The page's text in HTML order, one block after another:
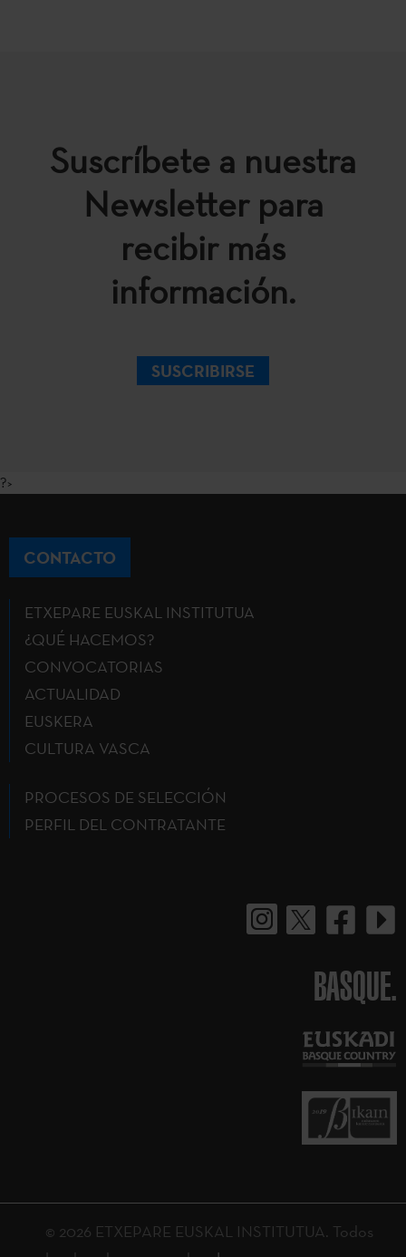
Suscríbete a nuestra
Newsletter para
recibir más
información.
SUSCRIBIRSE
?>
CONTACTO
ETXEPARE EUSKAL INSTITUTUA
¿QUÉ HACEMOS?
CONVOCATORIAS
ACTUALIDAD
EUSKERA
CULTURA VASCA
PROCESOS DE SELECCIÓN
PERFIL DEL CONTRATANTE
BASQUE.
© 2026 ETXEPARE EUSKAL INSTITUTUA. Todos